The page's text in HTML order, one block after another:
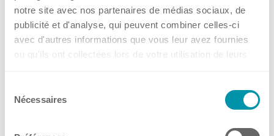
notre site avec nos partenaires de médias sociaux, de
publicité et d'analyse, qui peuvent combiner celles-ci
avec d'autres informations que vous leur avez fournies
ou qu'ils ont collectées lors de votre utilisation de leurs
Nécessaires
Frankreich
Grossbritannien
Irland
Frau Valeria Farsaci
Sales representative Ostschweiz
vfrsc